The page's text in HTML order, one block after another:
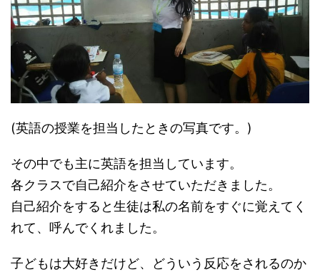
(英語の授業を担当したときの写真です。)
その中でも主に英語を担当しています。
各クラスで自己紹介をさせていただきました。
自己紹介をすると生徒は私の名前をすぐに覚えてく
れて、呼んでくれました。
子どもは大好きだけど、どういう反応をされるのか